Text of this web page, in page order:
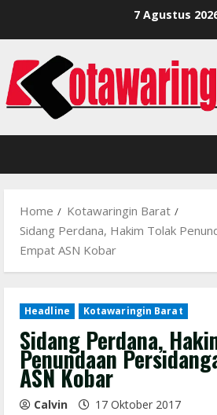
7 Agustus
Home
Kotawaringin Barat
Sidang Perdana, Hakim Tolak
Empat ASN Kobar
Headline Kotawaringin Barat
Sidang Perdana,
Penundaan
ASN Kobar
Calvin 17 Oktober 2017